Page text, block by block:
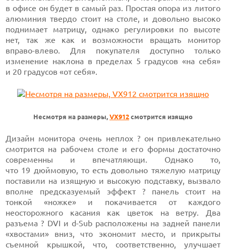
в офисе он будет в самый раз. Простая опора из литого
алюминия твердо стоит на столе, и довольно высоко
поднимает матрицу, однако регулировки по высоте
нет, так же как и возможности вращать монитор
вправо-влево. Для покупателя доступно только
изменение наклона в пределах 5 градусов «на себя»
и 20 градусов «от себя».
Несмотря на размеры, VX912 смотрится изящно
Дизайн монитора очень неплох ? он привлекательно
смотрится на рабочем столе и его формы достаточно
современны и впечатляющи. Однако то,
что 19 дюймовую, то есть довольно тяжелую матрицу
поставили на изящную и высокую подставку, вызвало
вполне предсказуемый эффект ? панель стоит на
тонкой «ножке» и покачивается от каждого
неосторожного касания как цветок на ветру. Два
разъема ? DVI и d-Sub расположены на задней панели
«хвостами» вниз, что экономит место, и прикрыты
съемной крышкой, что, соответственно, улучшает